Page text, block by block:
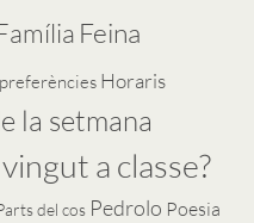
Feina
Horaris
la setmana
a classe?
del cos Pedrolo Poesia